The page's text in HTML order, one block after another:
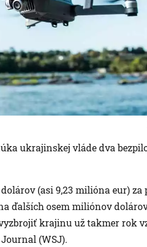
ukrajinskej vláde dva
(asi 9,23 milióna eur) za
ďalších osem miliónov
krajinu už takmer rok
(WSJ).